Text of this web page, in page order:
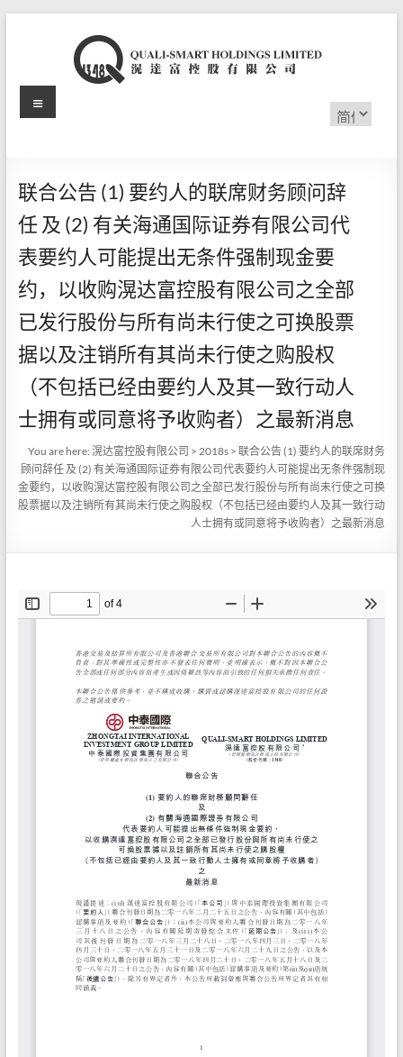
滉
富
控
股
有
限
公
司
选
择
Menu
联合公告 (1) 要约人的联席财务顾问辞
任 及 (2) 有关海通国际证券有限公司代
表要约人可能提出无条件强制现金要
约，以收购滉达富控股有限公司之全部
已发行股份与所有尚未行使之可换股票
据以及注销所有其尚未行使之购股权
（不包括已经由要约人及其一致行动人
士拥有或同意将予收购者）之最新消息
You are here:滉达富控股有限公司 >2018s >联合公告 (1) 要约人的联席财务
顾问辞任 及 (2) 有关海通国际证券有限公司代表要约人可能提出无条件强制现
金要约，以收购滉达富控股有限公司之全部已发行股份与所有尚未行使之可换
股票据以及注销所有其尚未行使之购股权（不包括已经由要约人及其一致行动
人士拥有或同意将予收购者）之最新消息